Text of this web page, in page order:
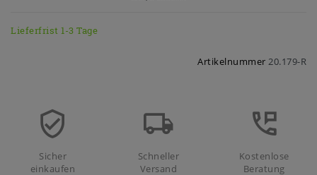
Lieferfrist 1-3 Tage
Artikelnummer 20.179-R
Sicher
einkaufen
Schneller
Versand
Kostenlose
Beratung